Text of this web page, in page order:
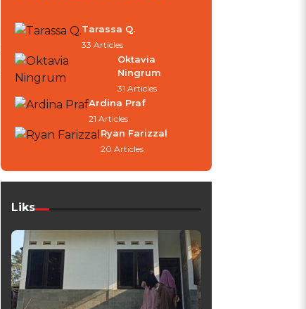
Tarassa Q.
33 Articles
Oktavia
Ningrum
31 Articles
Ardina Praf
21 Articles
Ryan Farizzal
20 Articles
Liks